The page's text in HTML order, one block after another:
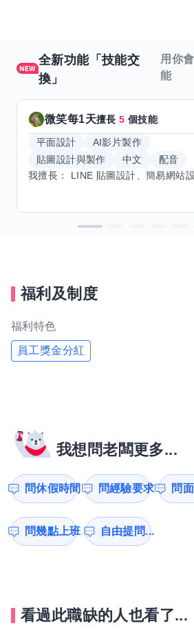
全新功能「技能交
換」
用你
能
微笑每1天擅長5 個技能
平面設計
AI影片製作
貼圖設計與製作
中文
配音
福利及制度
福利特色
員工獎金分紅
我想問老闆更多...
問休假時間 問經驗要求 問
問幾點上班 自由提問...
看過此職缺的人也看了...